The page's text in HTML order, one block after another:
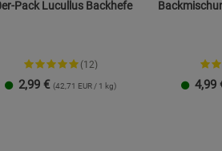
Pack Lucullus Backhefe
(12)
2,99 € (42,71 EUR / 1 kg) 4,99